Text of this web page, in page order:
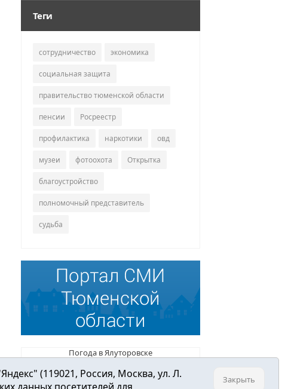
Теги
сотрудничество экономика
социальная защита
правительство тюменской области
пенсии Росреестр
профилактика наркотики овд
музеи фотоохота Открытка
благоустройство
полномочный представитель
судьба
Погода в Ялуторовске
(119021, Россия, Москва, ул. Л.
Закрыть